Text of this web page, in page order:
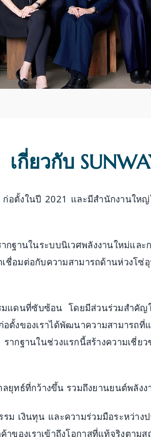
เกี่ยวกับ
อตั้งในปี 2021 และมีสำนักงานให
านในระบบนิเวศพลังงานใหม่แล
ชื่อมต่อกับความสามารถด้านห่วง
มแดนที่ซับซ้อน โดยมีส่วนร่วมสำ
ของเราได้พัฒนาความสามารถที่
ฐานในช่วงแรกนี้สร้างความเชี่ย
ยุทธ์ที่กว้างขึ้น รวมถึงยานยนต์พลัง
เงินทุน และความร่วมมือระหว่าง
ของเราเข้าถึงโอกาสที่แท้จริงตา